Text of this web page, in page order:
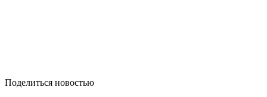
Поделиться новостью